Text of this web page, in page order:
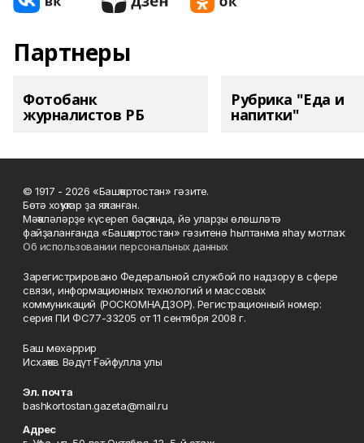
Партнеры
Фотобанк
журналистов РБ
Рубрика "Еда и
напитки"
© 1917 - 2026 «Башҡортостан» гәзите.
Бөтә хоҡуҡтар ҙа яҡланған.
Мәҡәләләрҙе күсереп баҫҡанда, йә уларҙы өлөшләтә
файҙаланғанда «Башҡортостан» гәзитенә һылтанма яһау мотлаҡ.
Об использовании персональных данных
Зарегистрировано Федеральной службой по надзору в сфере
связи, информационных технологий и массовых
коммуникаций (РОСКОМНАДЗОР). Регистрационный номер:
серия ПИ ФС77-33205 от 11 сентября 2008 г.
Баш мөхәррир
Исхаҡов Вәдүт Ғәйфулла улы
Эл. почта
bashkortostan.gazeta@mail.ru
Адрес